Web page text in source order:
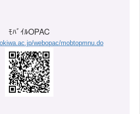
ﾓﾊﾞｲﾙOPAC
webopac/mobtopmnu.do